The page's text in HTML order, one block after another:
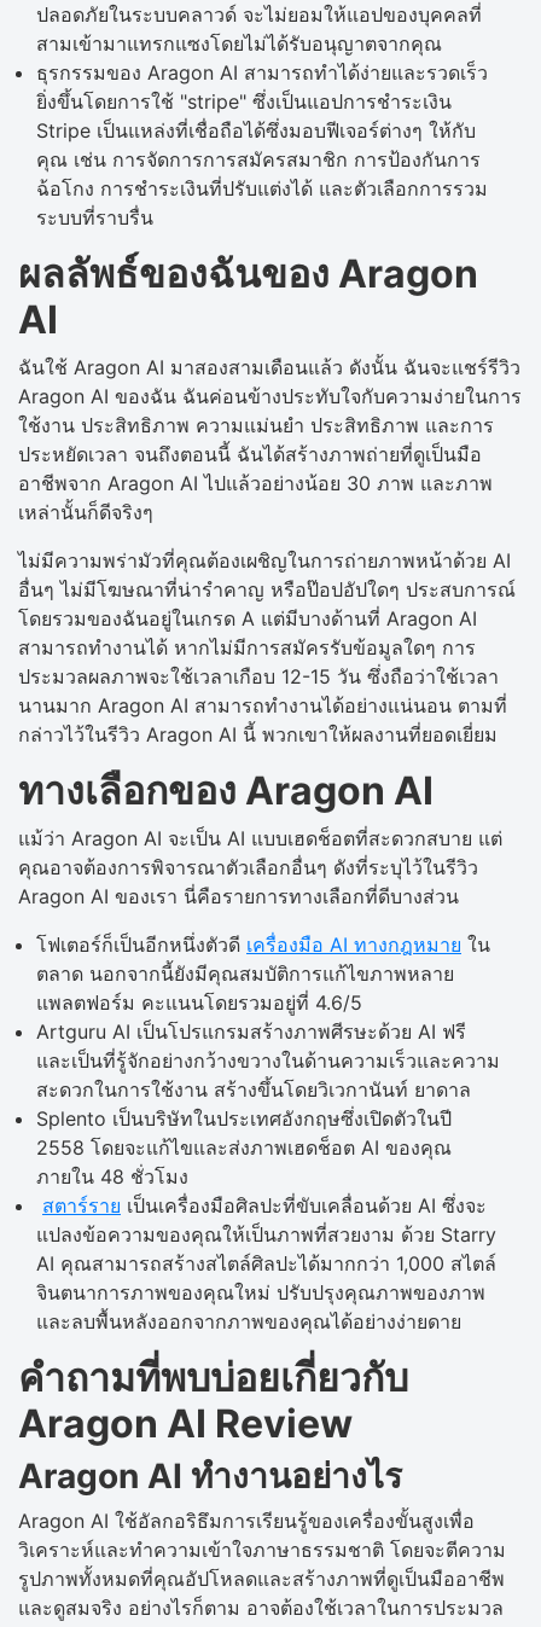
ปลอดภัยในระบบคลาวด์ จะไม่ยอมให้แอปของบุคคลที่
สามเข้ามาแทรกแซงโดยไม่ได้รับอนุญาตจากคุณ
ธุรกรรมของ Aragon AI สามารถทำได้ง่ายและรวดเร็ว
ยิ่งขึ้นโดยการใช้ "stripe" ซึ่งเป็นแอปการชำระเงิน
Stripe เป็นแหล่งที่เชื่อถือได้ซึ่งมอบฟีเจอร์ต่างๆ ให้กับ
คุณ เช่น การจัดการการสมัครสมาชิก การป้องกันการ
ฉ้อโกง การชำระเงินที่ปรับแต่งได้ และตัวเลือกการรวม
ระบบที่ราบรื่น
ผลลัพธ์ของฉันของ Aragon
AI
ฉันใช้ Aragon AI มาสองสามเดือนแล้ว ดังนั้น ฉันจะแชร์รีวิว
Aragon AI ของฉัน ฉันค่อนข้างประทับใจกับความง่ายในการ
ใช้งาน ประสิทธิภาพ ความแม่นยำ ประสิทธิภาพ และการ
ประหยัดเวลา จนถึงตอนนี้ ฉันได้สร้างภาพถ่ายที่ดูเป็นมือ
อาชีพจาก Aragon AI ไปแล้วอย่างน้อย 30 ภาพ และภาพ
เหล่านั้นก็ดีจริงๆ
ไม่มีความพร่ามัวที่คุณต้องเผชิญในการถ่ายภาพหน้าด้วย AI
อื่นๆ ไม่มีโฆษณาที่น่ารำคาญ หรือป๊อปอัปใดๆ ประสบการณ์
โดยรวมของฉันอยู่ในเกรด A แต่มีบางด้านที่ Aragon AI
สามารถทำงานได้ หากไม่มีการสมัครรับข้อมูลใดๆ การ
ประมวลผลภาพจะใช้เวลาเกือบ 12-15 วัน ซึ่งถือว่าใช้เวลา
นานมาก Aragon AI สามารถทำงานได้อย่างแน่นอน ตามที่
กล่าวไว้ในรีวิว Aragon AI นี้ พวกเขาให้ผลงานที่ยอดเยี่ยม
ทางเลือกของ Aragon AI
แม้ว่า Aragon AI จะเป็น AI แบบเฮดช็อตที่สะดวกสบาย แต่
คุณอาจต้องการพิจารณาตัวเลือกอื่นๆ ดังที่ระบุไว้ในรีวิว
Aragon AI ของเรา นี่คือรายการทางเลือกที่ดีบางส่วน
โฟเตอร์ก็เป็นอีกหนึ่งตัวดี เครื่องมือ AI ทางกฎหมาย ใน
ตลาด นอกจากนี้ยังมีคุณสมบัติการแก้ไขภาพหลาย
แพลตฟอร์ม คะแนนโดยรวมอยู่ที่ 4.6/5
Artguru AI เป็นโปรแกรมสร้างภาพศีรษะด้วย AI ฟรี
และเป็นที่รู้จักอย่างกว้างขวางในด้านความเร็วและความ
สะดวกในการใช้งาน สร้างขึ้นโดยวิเวกานันท์ ยาดาล
Splento เป็นบริษัทในประเทศอังกฤษซึ่งเปิดตัวในปี
2558 โดยจะแก้ไขและส่งภาพเฮดช็อต AI ของคุณ
ภายใน 48 ชั่วโมง
สตาร์ราย เป็นเครื่องมือศิลปะที่ขับเคลื่อนด้วย AI ซึ่งจะ
แปลงข้อความของคุณให้เป็นภาพที่สวยงาม ด้วย Starry
AI คุณสามารถสร้างสไตล์ศิลปะได้มากกว่า 1,000 สไตล์
จินตนาการภาพของคุณใหม่ ปรับปรุงคุณภาพของภาพ
และลบพื้นหลังออกจากภาพของคุณได้อย่างง่ายดาย
คำถามที่พบบ่อยเกี่ยวกับ
Aragon AI Review
Aragon AI ทำงานอย่างไร
Aragon AI ใช้อัลกอริธึมการเรียนรู้ของเครื่องขั้นสูงเพื่อ
วิเคราะห์และทำความเข้าใจภาษาธรรมชาติ โดยจะตีความ
รูปภาพทั้งหมดที่คุณอัปโหลดและสร้างภาพที่ดูเป็นมืออาชีพ
และดูสมจริง อย่างไรก็ตาม อาจต้องใช้เวลาในการประมวล